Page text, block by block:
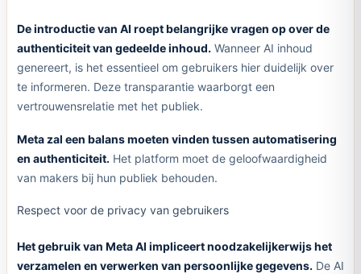
De introductie van AI roept belangrijke vragen op over de
authenticiteit van gedeelde inhoud. Wanneer AI inhoud
genereert, is het essentieel om gebruikers hier duidelijk over
te informeren. Deze transparantie waarborgt een
vertrouwensrelatie met het publiek.
Meta zal een balans moeten vinden tussen automatisering
en authenticiteit. Het platform moet de geloofwaardigheid
van makers bij hun publiek behouden.
Respect voor de privacy van gebruikers
Het gebruik van Meta AI impliceert noodzakelijkerwijs het
verzamelen en verwerken van persoonlijke gegevens. De AI